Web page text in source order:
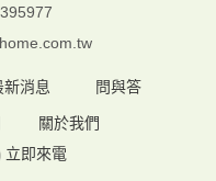
新消息 問與答
關於我們
立即來電